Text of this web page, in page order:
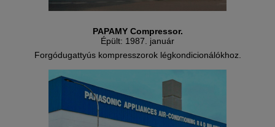
PAPAMY Compressor.
Épült: 1987. január
Forgódugattyús kompresszorok légkondicionálókhoz.